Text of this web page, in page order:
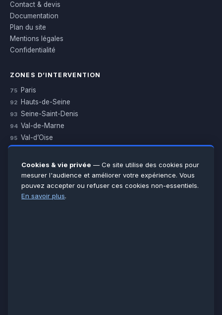
Contact & devis
Documentation
Plan du site
Mentions légales
Confidentialité
ZONES D’INTERVENTION
75 Paris
92 Hauts-de-Seine
93 Seine-Saint-Denis
94 Val-de-Marne
95 Val-d’Oise
Essonne
Seine-et-Marne
Voir toutes les villes →
Cookies & vie privée — Ce site utilise des cookies pour
mesurer l'audience et améliorer votre expérience. Vous
pouvez accepter ou refuser ces cookies non-essentiels.
En savoir plus.